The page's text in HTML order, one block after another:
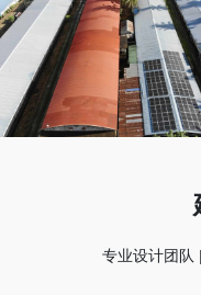
专业设计团队